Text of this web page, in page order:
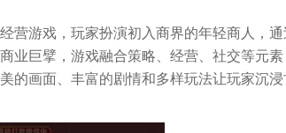
营游戏，玩家扮演初入商界的年轻商人，
业巨擘，游戏融合策略、经营、社交等元
的画面、丰富的剧情和多样玩法让玩家沉浸